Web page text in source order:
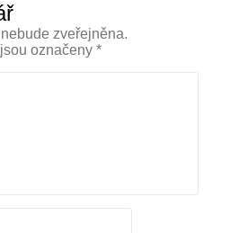
zveřejněna.
označeny *